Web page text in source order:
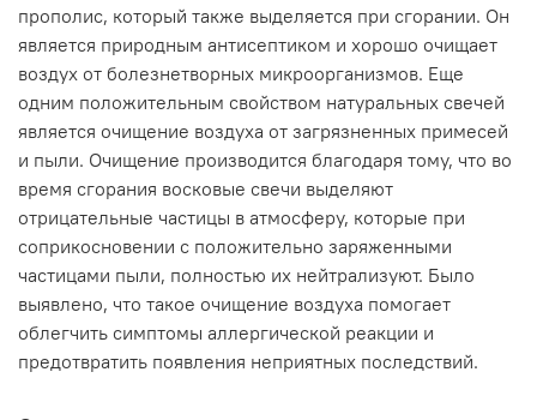
прополис, который также выделяется при сгорании. Он
является природным антисептиком и хорошо очищает
воздух от болезнетворных микроорганизмов. Еще
одним положительным свойством натуральных свечей
является очищение воздуха от загрязненных примесей
и пыли. Очищение производится благодаря тому, что во
время сгорания восковые свечи выделяют
отрицательные частицы в атмосферу, которые при
соприкосновении с положительно заряженными
частицами пыли, полностью их нейтрализуют. Было
выявлено, что такое очищение воздуха помогает
облегчить симптомы аллергической реакции и
предотвратить появления неприятных последствий.